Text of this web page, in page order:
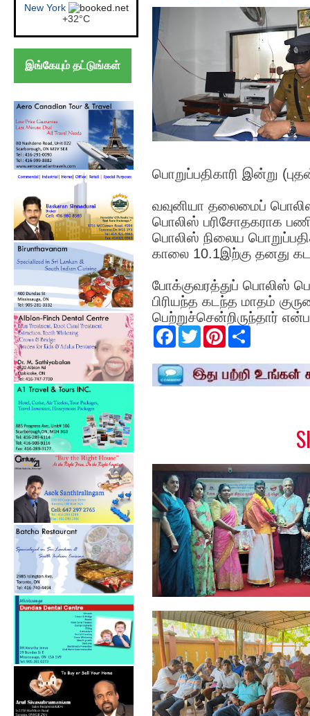
London
+24°C
இங்கேயும் தட்டுங்கள்
பொறுப்பதிகாரி இன்று
வவுனியா தலைமைப் பொலிஸ்
பொலிஸ் பரிசோதகராக
பொலிஸ் நிலைய
காலை 10.1இற்கு தனது
போக்குவரத்துப் பொலிஸ்
பிரியந்த கடந்த மாதம்
பெற்றுச்சென்றிருந்தார்
F
e
b
o
T
w
t
t
e
P
t
e
r
r
e
பேத்தாழை பொது நூலகத்தில்
உலக புத்தக...